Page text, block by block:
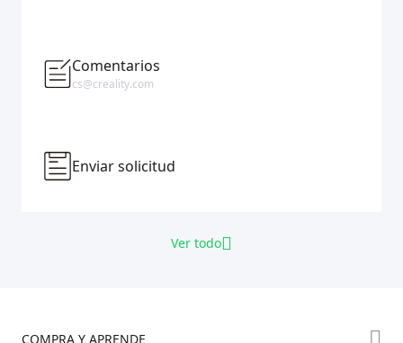
Comentarios
cs@creality.com
Enviar solicitud
Ver todo
COMPRA Y APRENDE